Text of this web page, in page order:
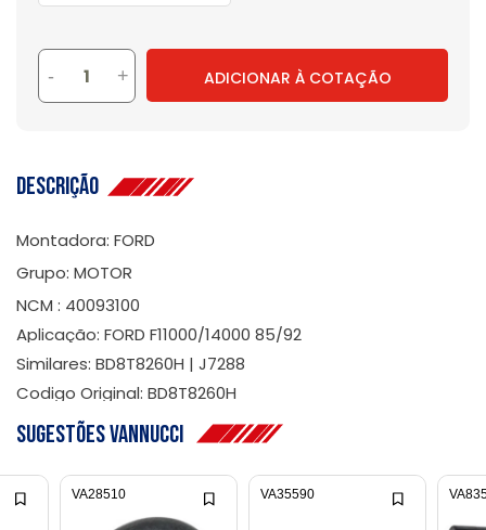
- + ADICIONAR À COTAÇÃO
Descrição
Montadora: FORD
Grupo: MOTOR
NCM : 40093100
Aplicação: FORD F11000/14000 85/92
Similares: BD8T8260H | J7288
Codigo Original: BD8T8260H
Sugestões Vannucci
VA28510 VA35590